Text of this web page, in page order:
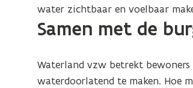
water zichtbaar en voelbaar
Samen met de
Waterland vzw betrekt
waterdoorlatend te maken. Hoe